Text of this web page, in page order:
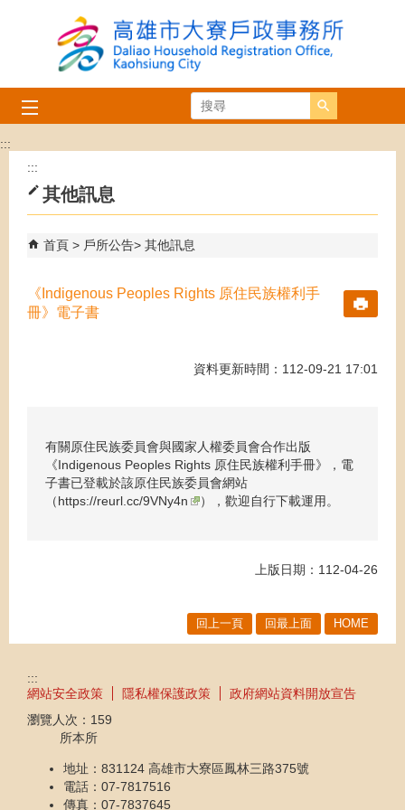
跳到主要內容區塊
搜尋
:::
:::
其他訊息
首頁 戶所公告 其他訊息
《Indigenous Peoples Rights 原住民族權利手
冊》電子書
資料更新時間：112-09-21 17:01
有關原住民族委員會與國家人權委員會合作出版
《Indigenous Peoples Rights 原住民族權利手冊》，電
子書已登載於該原住民族委員會網站
（https://reurl.cc/9VNy4n ），歡迎自行下載運用。
上版日期：112-04-26
回上一頁 回最上面 HOME
:::
網站安全政策
隱私權保護政策
政府網站資料開放宣告
瀏覽人次： 159
所本所
地址：831124 高雄市大寮區鳳林三路375號
電話：07-7817516
傳真：07-7837645